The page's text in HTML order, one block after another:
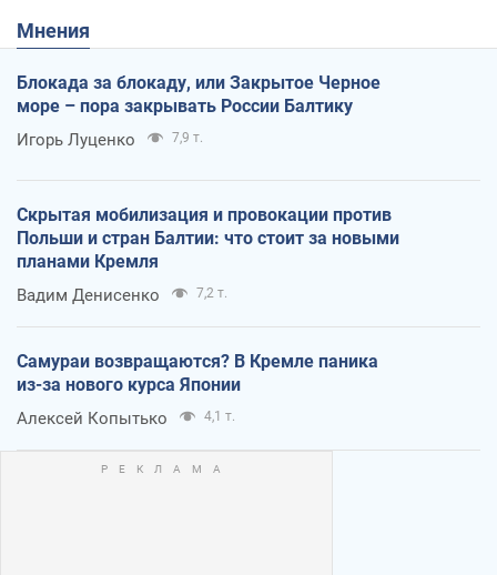
Мнения
Блокада за блокаду, или Закрытое Черное
море – пора закрывать России Балтику
Игорь Луценко 7,9 т.
Скрытая мобилизация и провокации против
Польши и стран Балтии: что стоит за новыми
планами Кремля
Вадим Денисенко 7,2 т.
Самураи возвращаются? В Кремле паника
из-за нового курса Японии
Алексей Копытько 4,1 т.